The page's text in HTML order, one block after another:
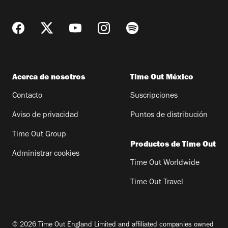
Acerca de nosotros
Contacto
Aviso de privacidad
Time Out Group
Administrar cookies
Time Out México
Suscripciones
Puntos de distribución
Productos de Time Out
Time Out Worldwide
Time Out Travel
© 2026 Time Out England Limited and affiliated companies owned